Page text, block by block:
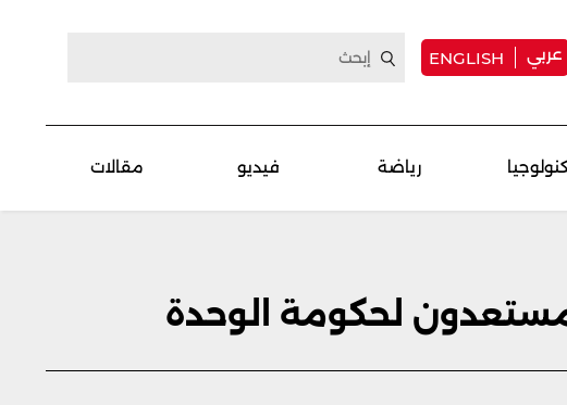
عربي ENGLISH
رياضة فيديو مقالات
لحكومة الوحدة